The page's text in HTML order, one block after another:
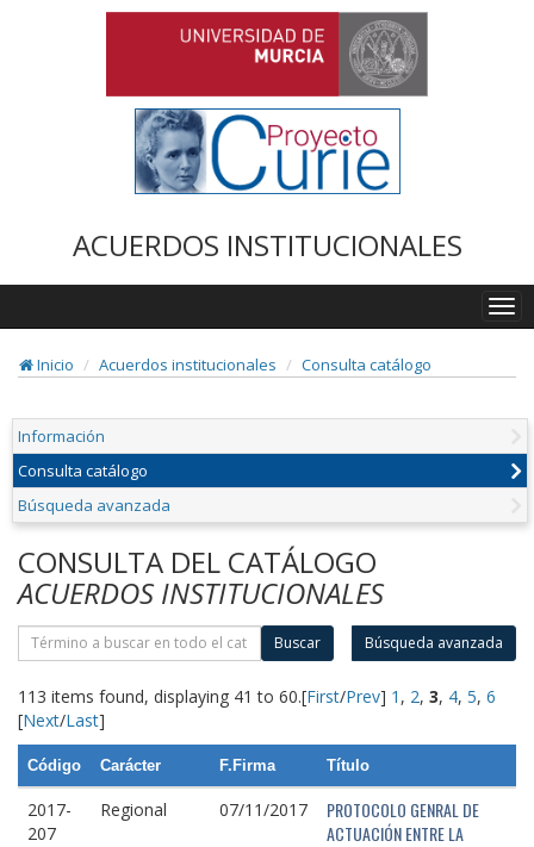
ACUERDOS INSTITUCIONALES
Inicio
Acuerdos institucionales Consulta catálogo
Información
Consulta catálogo
Búsqueda avanzada
CONSULTA DEL CATÁLOGO
ACUERDOS INSTITUCIONALES
Buscar Búsqueda avanzada
113 items found, displaying 41 to 60.[First/Prev] 1 , 2, 3, 4, 5, 6
[Next/Last]
Código Carácter F.Firma Título
2017-
207
Regional 07/11/2017
PROTOCOLO GENRAL DE
ACTUACIÓN ENTRE LA